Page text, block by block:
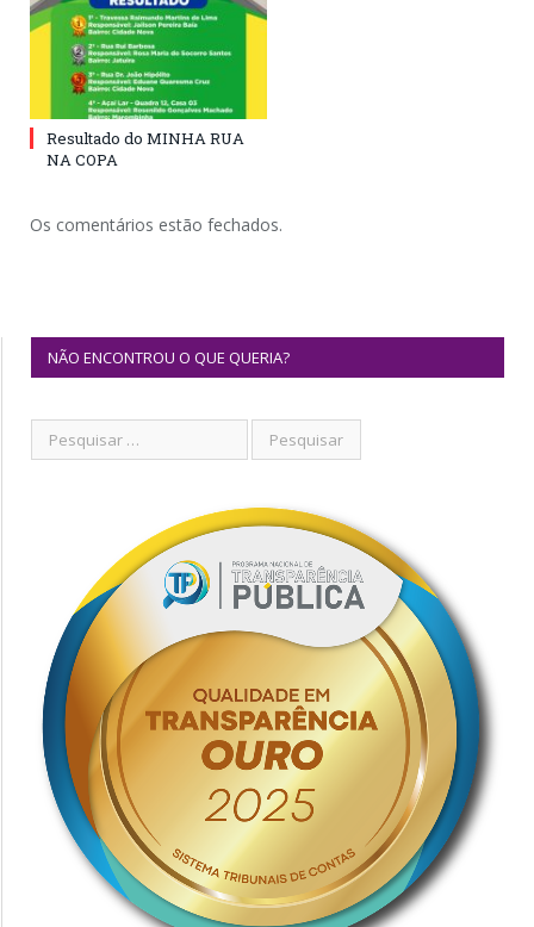
Resultado do MINHA RUA
NA COPA
Os comentários estão fechados.
NÃO ENCONTROU O QUE QUERIA?